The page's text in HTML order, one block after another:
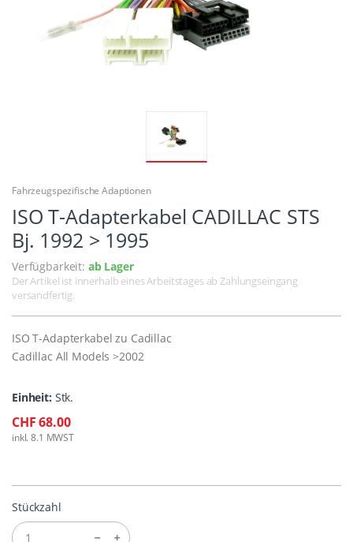
Fahrzeugspezifische Adaptionen
ISO T-Adapterkabel CADILLAC STS
Bj. 1992 > 1995
Verfügbarkeit: ab Lager
Der Artikel ist innerhalb eines Arbeitstages ab Zahlungseingang
versandfertig.
ISO T-Adapterkabel zu Cadillac
Cadillac All Models >2002
Einheit: Stk.
CHF 68.00
inkl. 8.1 MWST
Stückzahl